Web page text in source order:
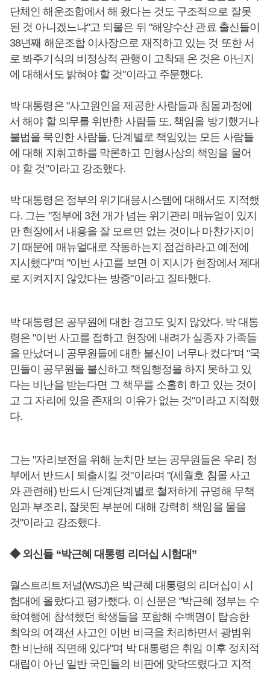
단체인 해운조합에서 해 왔다는 것도 구조적으로 잘못
된 것 아니겠느냐"고 되물은 뒤 "해양수산 관료 출신들이
38년째 해운조합 이사장으로 재직하고 있는 것 또한 서
로 봐주기식의 비정상적 관행이 고착돼 온 것은 아닌지
에 대해서도 밝혀야 할 것"이라고 주문했다.
박 대통령은 "사고원인을 제공한 사람들과 침몰과정에
서 해야 할 의무를 위반한 사람들 또, 책임을 방기했거나
불법을 묵인한 사람들, 단계별로 책임있는 모든 사람들
에 대해 지휘고하를 막론하고 민형사상의 책임을 물어
야 할 것"이라고 강조했다.
박 대통령은 정부의 위기대응시스템에 대해서도 지적했
다. 그는 "정부에 3천 개가 넘는 위기관리 매뉴얼이 있지
만 현장에서 내용을 잘 모르면 없는 것이나 마찬가지이
기 때문에 매뉴얼대로 작동하는지 점검하라고 예전에
지시했다"며 "이번 사고를 보면 이 지시가 현장에서 제대
로 지켜지지 않았다는 방증"이라고 질타했다.
박 대통령은 공무원에 대한 경고도 잊지 않았다. 박 대통
령은 "이번 사고를 접하고 현장에 내려가 실종자 가족들
을 만났더니 공무원들에 대한 불신이 너무나 컸다"며 "국
민들이 공무원을 불신하고 책임행정을 하지 못하고 있
다는 비난을 받는다면 그 책무를 소홀히 하고 있는 것이
고 그 자리에 있을 존재의 이유가 없는 것"이라고 지적했
다.
그는 "자리보전을 위해 눈치만 보는 공무원들은 우리 정
부에서 반드시 퇴출시킬 것"이라며 "(세월호 침몰 사고
와 관련해) 반드시 단계단계별로 철저하게 규명해 무책
임과 부조리, 잘못된 부분에 대해 강력히 책임을 물을
것"이라고 강조했다.
◆ 외신들 “박근혜 대통령 리더십 시험대”
월스트리트저널(WSJ)은 박근혜 대통령의 리더십이 시
험대에 올랐다고 평가했다. 이 신문은 "박근혜 정부는 수
학여행에 참석했던 학생들을 포함해 수백명이 탑승한
최악의 여객선 사고인 이번 비극을 처리하면서 광범위
한 비난해 직면해 있다"며 박 대통령은 취임 이후 정치적
대립이 아닌 일반 국민들의 비판에 맞닥뜨렸다고 지적